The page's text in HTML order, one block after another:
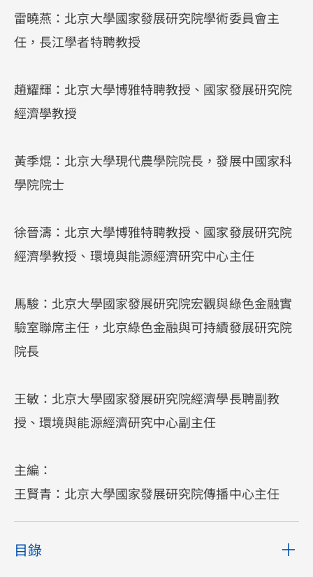
雷曉燕：北京大學國家發展研究院學術委員會主
任，長江學者特聘教授
趙耀輝：北京大學博雅特聘教授、國家發展研究院
經濟學教授
黃季焜：北京大學現代農學院院長，發展中國家科
學院院士
徐晉濤：北京大學博雅特聘教授、國家發展研究院
經濟學教授、環境與能源經濟研究中心主任
馬駿：北京大學國家發展研究院宏觀與綠色金融實
驗室聯席主任，北京綠色金融與可持續發展研究院
院長
王敏：北京大學國家發展研究院經濟學長聘副教
授、環境與能源經濟研究中心副主任
主編：
王賢青：北京大學國家發展研究院傳播中心主任
目錄